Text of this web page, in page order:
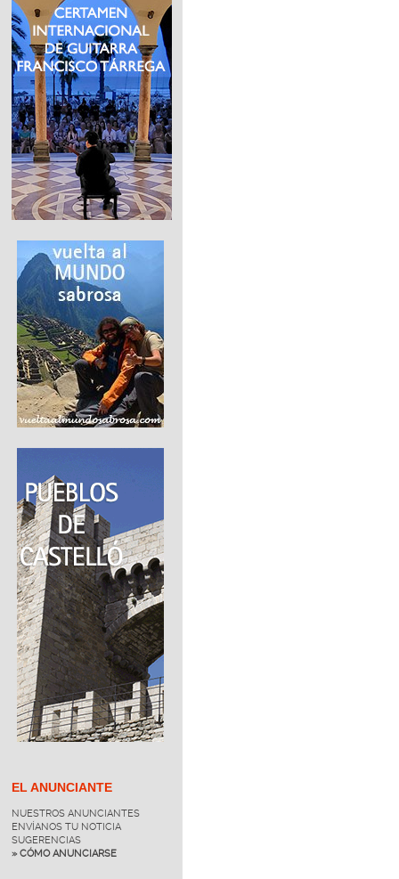
EL ANUNCIANTE
NUESTROS ANUNCIANTES
ENVÍANOS TU NOTICIA
SUGERENCIAS
» CÓMO ANUNCIARSE